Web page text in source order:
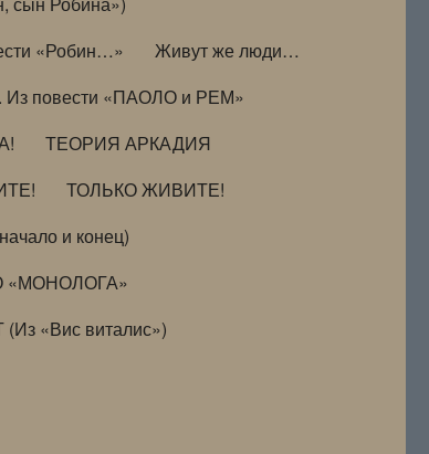
«Робин…»
Живут же люди…
повести «ПАОЛО и РЕМ»
ТЕОРИЯ АРКАДИЯ
ТОЛЬКО ЖИВИТЕ!
и конец)
«МОНОЛОГА»
«Вис виталис»)